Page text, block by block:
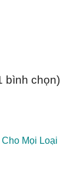
bình chọn)
Mọi Loại